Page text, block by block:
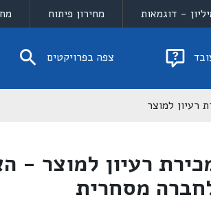
- דוגמאות מחירון פיתוח
צפה בפרויקטים
רעיון למוצר
רעיון למוצר -
מסחרית